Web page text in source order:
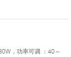
，功率可调 ：40～